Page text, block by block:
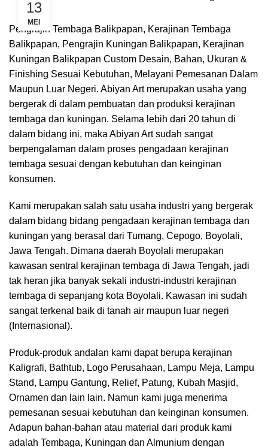
13
MEI
Pengrajin Tembaga Balikpapan, Kerajinan Tembaga
Balikpapan, Pengrajin Kuningan Balikpapan, Kerajinan
Kuningan Balikpapan Custom Desain, Bahan, Ukuran &
Finishing Sesuai Kebutuhan, Melayani Pemesanan Dalam
Maupun Luar Negeri. Abiyan Art merupakan usaha yang
bergerak di dalam pembuatan dan produksi kerajinan
tembaga dan kuningan. Selama lebih dari 20 tahun di
dalam bidang ini, maka Abiyan Art sudah sangat
berpengalaman dalam proses pengadaan kerajinan
tembaga sesuai dengan kebutuhan dan keinginan
konsumen.
Kami merupakan salah satu usaha industri yang bergerak
dalam bidang bidang pengadaan kerajinan tembaga dan
kuningan yang berasal dari Tumang, Cepogo, Boyolali,
Jawa Tengah. Dimana daerah Boyolali merupakan
kawasan sentral kerajinan tembaga di Jawa Tengah, jadi
tak heran jika banyak sekali industri-industri kerajinan
tembaga di sepanjang kota Boyolali. Kawasan ini sudah
sangat terkenal baik di tanah air maupun luar negeri
(Internasional).
Produk-produk andalan kami dapat berupa kerajinan
Kaligrafi, Bathtub, Logo Perusahaan, Lampu Meja, Lampu
Stand, Lampu Gantung, Relief, Patung, Kubah Masjid,
Ornamen dan lain lain. Namun kami juga menerima
pemesanan sesuai kebutuhan dan keinginan konsumen.
Adapun bahan-bahan atau material dari produk kami
adalah Tembaga, Kuningan dan Almunium dengan